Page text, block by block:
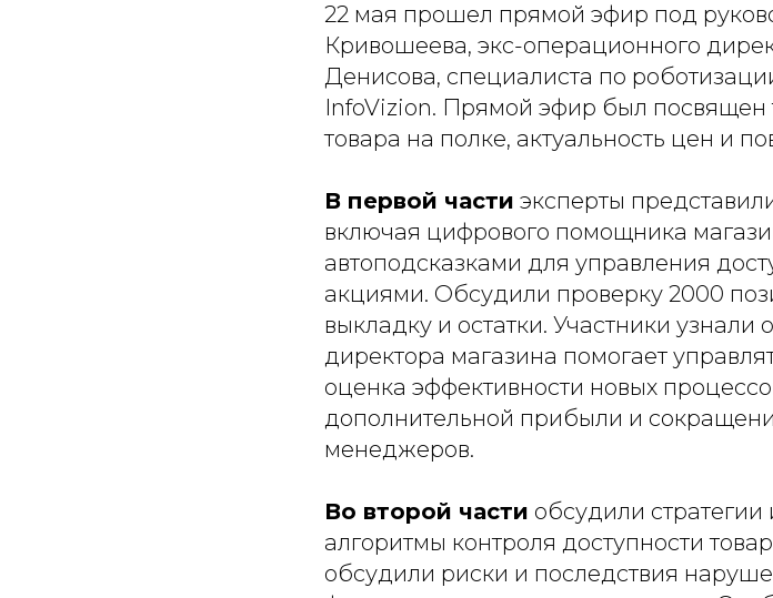
22 мая прошел прямой эфир под
Кривошеева, экс-операционного
Денисова, специалиста по
InfoVizion. Прямой эфир был посвящен
товара на полке, актуальность цен и
В первой части эксперты
включая цифрового помощника
автоподсказками для управления
акциями. Обсудили проверку 2000
выкладку и остатки. Участники
директора магазина помогает
оценка эффективности новых
дополнительной прибыли и
менеджеров.
Во второй части обсудили
алгоритмы контроля доступности
обсудили риски и последствия